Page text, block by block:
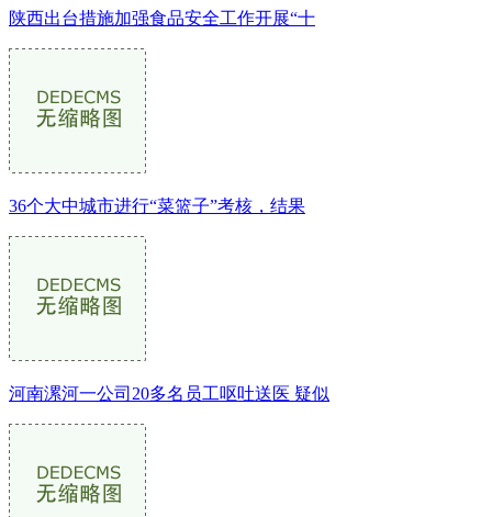
陕西出台措施加强食品安全工作开展“十
36个大中城市进行“菜篮子”考核，结果
河南漯河一公司20多名员工呕吐送医 疑似